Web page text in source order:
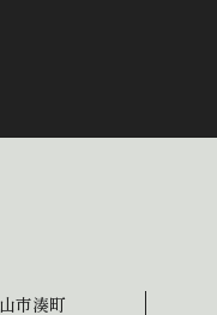
市湊町